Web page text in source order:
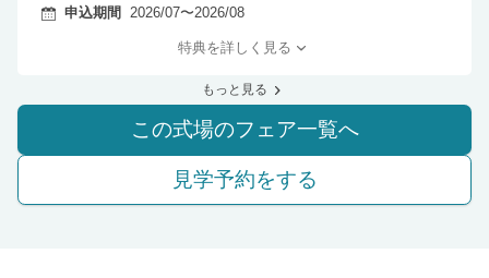
申込期間 2026/07〜2026/08
特典を詳しく見る
もっと見る
この式場のフェア一覧へ
見学予約をする